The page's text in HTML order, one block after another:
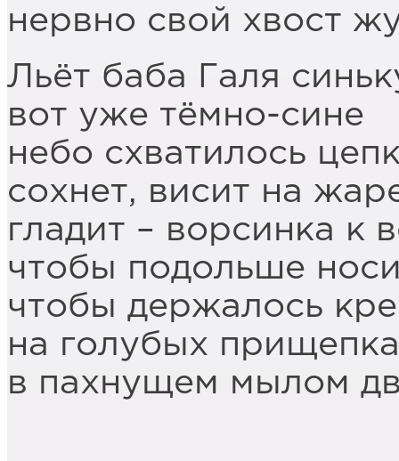
нервно свой хвост
Льёт баба Галя
вот уже тёмно-сине
небо схватилось
сохнет, висит на
гладит – ворсинка к
чтобы подольше
чтобы держалось
на голубых
в пахнущем мылом